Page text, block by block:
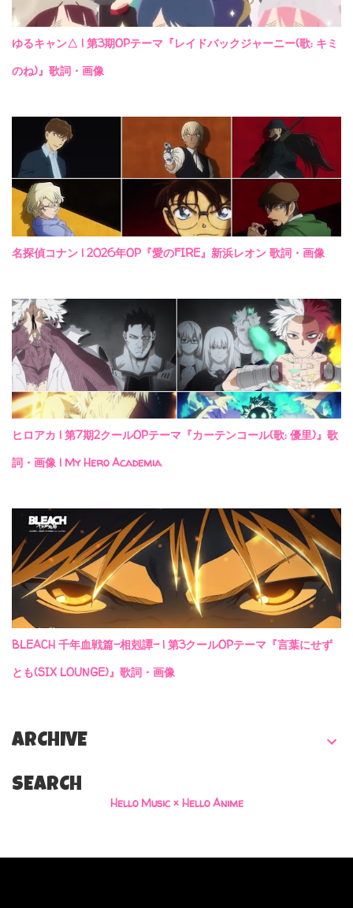
ゆるキャン△ | 第3期OPテーマ『レイドバックジャーニー(歌: キミ
のね)』歌詞・画像
名探偵コナン | 2026年OP『愛のFIRE』新浜レオン 歌詞・画像
ヒロアカ | 第7期2クールOPテーマ『カーテンコール(歌: 優里)』歌
詞・画像 | My Hero Academia
BLEACH 千年血戦篇-相剋譚- | 第3クールOPテーマ『言葉にせず
とも(SIX LOUNGE)』歌詞・画像
ARCHIVE
SEARCH
Hello Music × Hello Anime